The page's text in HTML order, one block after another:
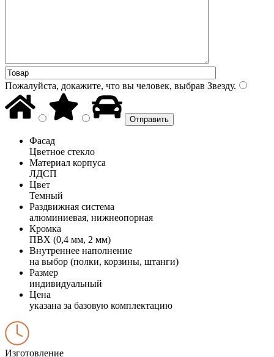
Пожалуйста, докажите, что вы человек, выбрав Звезду.
Фасад
Цветное стекло
Материал корпуса
ЛДСП
Цвет
Темный
Раздвижная система
алюминиевая, нижнеопорная
Кромка
ПВХ (0,4 мм, 2 мм)
Внутреннее наполнение
на выбор (полки, корзины, штанги)
Размер
индивидуальный
Цена
указана за базовую комплектацию
Изготовление